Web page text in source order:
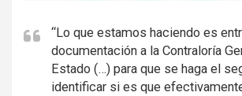
e
“Lo que estamos haciendo es
documentación a la Contraloría
Estado (…) para que se haga el
identificar si es que